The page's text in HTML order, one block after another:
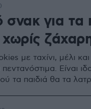
σνακ για
χωρίς
με ταχίνι, μέλι
Είναι
τα παιδιά θα τα